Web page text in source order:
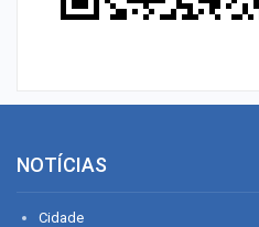
NOTÍCIAS
Cidade